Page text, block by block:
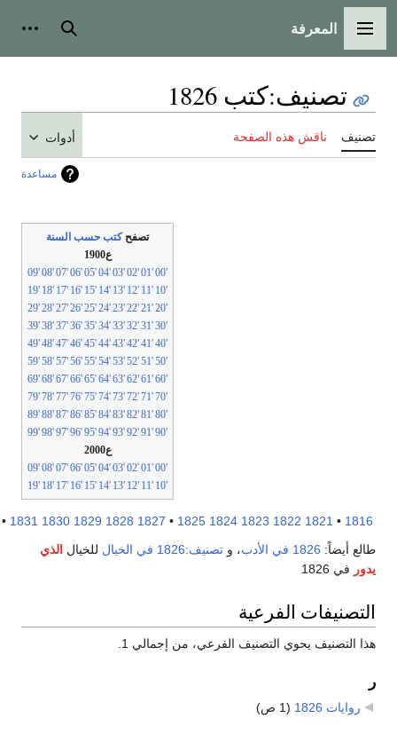
الرئيسية
المعرفة بحث أدوات
تصنيف:كتب 1826
ناقش هذه الصفحة
مساعدة
كتب حسب السنة
'03
'04
'05
'06
'07
'08
'09
'13
'14
'15
'16
'17
'18
'19
'23
'24
'25
'26
'27
'28
'29
'33
'34
'35
'36
'37
'38
'39
'43
'44
'45
'46
'47
'48
'49
'53
'54
'55
'56
'57
'58
'59
'63
'64
'65
'66
'67
'68
'69
'73
'74
'75
'76
'77
'78
'79
'83
'84
'85
'86
'87
'88
'89
'93
'94
'95
'96
'97
'98
'99
'03
'04
'05
'06
'07
'08
'09
'13
'14
'15
'16
'17
'18
'19
•
1821
1822
1823
1824
1825
•
1827
1828
1829
1830
1831
•
1836
أيضاً: 1826 في الأدب ، وتصنيف:1826 في الخيال للخيالالذي
في 1826
الفرعية
التصنيف يحوي التصنيف الفرعي، من إجمالي 1.
روايات 1826 (1 ص)